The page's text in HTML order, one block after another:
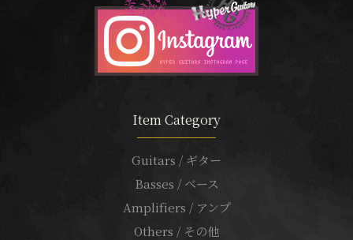
Item Category
Guitars / ギター
Basses / ベース
Amplifiers / アンプ
Others / その他